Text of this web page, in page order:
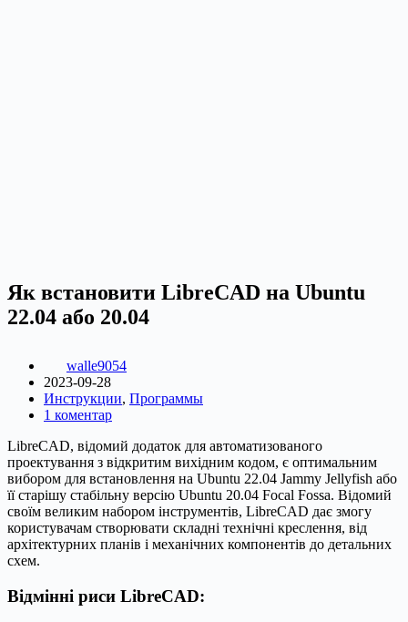
Як встановити LibreCAD на Ubuntu
22.04 або 20.04
walle9054
2023-09-28
Инструкции, Программы
1 коментар
LibreCAD, відомий додаток для автоматизованого
проектування з відкритим вихідним кодом, є оптимальним
вибором для встановлення на Ubuntu 22.04 Jammy Jellyfish або
її старішу стабільну версію Ubuntu 20.04 Focal Fossa. Відомий
своїм великим набором інструментів, LibreCAD дає змогу
користувачам створювати складні технічні креслення, від
архітектурних планів і механічних компонентів до детальних
схем.
Відмінні риси LibreCAD: